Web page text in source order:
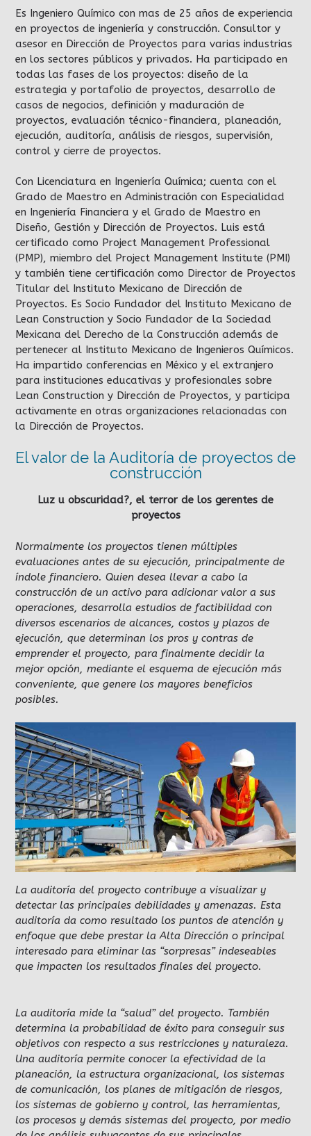
Es Ingeniero Químico con mas de 25 años de experiencia
en proyectos de ingeniería y construcción. Consultor y
asesor en Dirección de Proyectos para varias industrias
en los sectores públicos y privados. Ha participado en
todas las fases de los proyectos: diseño de la
estrategia y portafolio de proyectos, desarrollo de
casos de negocios, definición y maduración de
proyectos, evaluación técnico-financiera, planeación,
ejecución, auditoría, análisis de riesgos, supervisión,
control y cierre de proyectos.
Con Licenciatura en Ingeniería Química; cuenta con el
Grado de Maestro en Administración con Especialidad
en Ingeniería Financiera y el Grado de Maestro en
Diseño, Gestión y Dirección de Proyectos. Luis está
certificado como Project Management Professional
(PMP), miembro del Project Management Institute (PMI)
y también tiene certificación como Director de Proyectos
Titular del Instituto Mexicano de Dirección de
Proyectos. Es Socio Fundador del Instituto Mexicano de
Lean Construction y Socio Fundador de la Sociedad
Mexicana del Derecho de la Construcción además de
pertenecer al Instituto Mexicano de Ingenieros Químicos.
Ha impartido conferencias en México y el extranjero
para instituciones educativas y profesionales sobre
Lean Construction y Dirección de Proyectos, y participa
activamente en otras organizaciones relacionadas con
la Dirección de Proyectos.
El valor de la Auditoría de proyectos de
construcción
Luz u obscuridad?, el terror de los gerentes de
proyectos
Normalmente los proyectos tienen múltiples
evaluaciones antes de su ejecución, principalmente de
índole financiero. Quien desea llevar a cabo la
construcción de un activo para adicionar valor a sus
operaciones, desarrolla estudios de factibilidad con
diversos escenarios de alcances, costos y plazos de
ejecución, que determinan los pros y contras de
emprender el proyecto, para finalmente decidir la
mejor opción, mediante el esquema de ejecución más
conveniente, que genere los mayores beneficios
posibles.
La auditoría del proyecto contribuye a visualizar y
detectar las principales debilidades y amenazas. Esta
auditoría da como resultado los puntos de atención y
enfoque que debe prestar la Alta Dirección o principal
interesado para eliminar las “sorpresas” indeseables
que impacten los resultados finales del proyecto.
La auditoría mide la “salud” del proyecto. También
determina la probabilidad de éxito para conseguir sus
objetivos con respecto a sus restricciones y naturaleza.
Una auditoría permite conocer la efectividad de la
planeación, la estructura organizacional, los sistemas
de comunicación, los planes de mitigación de riesgos,
los sistemas de gobierno y control, las herramientas,
los procesos y demás sistemas del proyecto, por medio